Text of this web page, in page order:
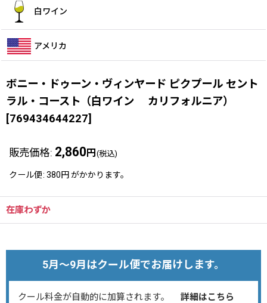
白ワイン
アメリカ
ボニー・ドゥーン・ヴィンヤード ピクプール セント
ラル・コースト（白ワイン カリフォルニア）
[769434644227]
販売価格: 2,860 円 (税込)
クール便: 380円がかかります。
在庫わずか
5月～9月はクール便でお届けします。
クール料金が自動的に加算されます。 詳細はこちら